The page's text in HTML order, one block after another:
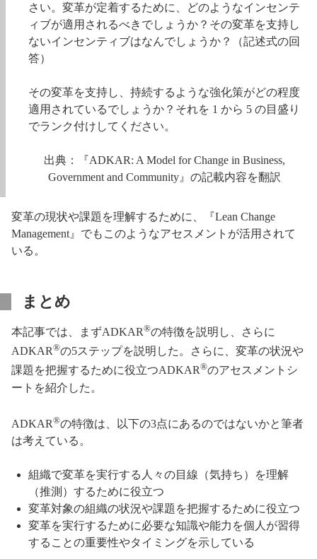
さい。変革が定着するために、どのようなインセンテ
ィブが適用されるべきでしょうか？その変革を支持し
ないインセンティブはなんでしょうか？（記述式の回
答）
その変革を支持し、持続するような強化策がどの程度
適用されているでしょうか？それを 1 から 5 の目盛り
でランク付けしてください。
出典：『ADKAR: A Model for Change in Business,
Government and Community』の記載内容を翻訳
変革の現状や課題を理解するために、『Lean Change
Management』でもこのようなアセスメントが活用されて
いる。
まとめ
本記事では、まずADKAR®の特徴を説明し、さらに
ADKAR®の5ステップを説明した。さらに、変革の状況や
課題を把握するために役立つADKAR®のアセスメントシ
ートを紹介した。
ADKAR®の特徴は、以下の3点にあるのではないかと筆者
は考えている。
組織で変革を実行する人々の目線（気持ち）を理解
（推測）するために役立つ
変革対象の組織の状況や課題を把握するために役立つ
変革を実行するために必要な知識や能力を個人が習得
することの重要性やタイミングを示している